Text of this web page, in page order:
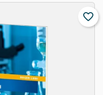
favorite_border